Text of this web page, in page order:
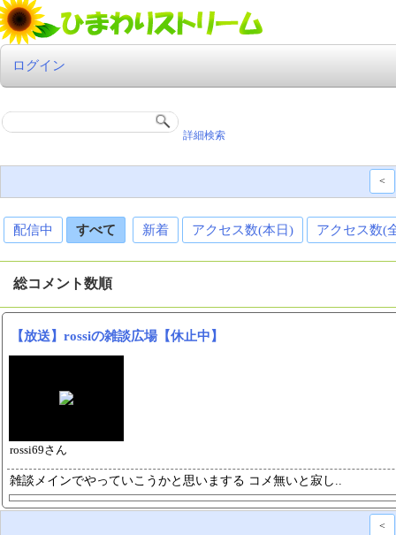
ログイン
詳細検索
<
配信中 すべて 新着 アクセス数(本日) アクセス数(
総コメント数順
【放送】rossiの雑談広場【休止中】
rossi69さん
雑談メインでやっていこうかと思いまする コメ無いと寂し..
<